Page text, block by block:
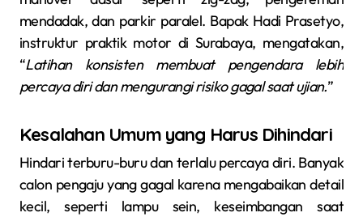
mendadak, dan parkir paralel. Bapak Hadi Prasetyo,
instruktur praktik motor di Surabaya, mengatakan,
“Latihan konsisten membuat pengendara lebih
percaya diri dan mengurangi risiko gagal saat ujian.”
Kesalahan Umum yang Harus Dihindari
Hindari terburu-buru dan terlalu percaya diri. Banyak
calon pengaju yang gagal karena mengabaikan detail
kecil, seperti lampu sein, keseimbangan saat